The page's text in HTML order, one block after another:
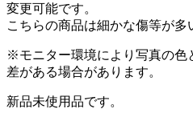
変更可能です。
こちらの商品は細かな傷等が多
※モニター環境により写真の色
差がある場合があります。
新品未使用品です。